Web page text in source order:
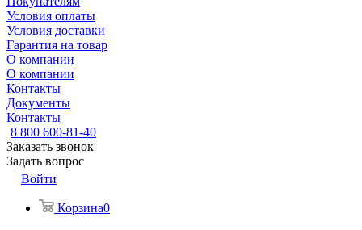
Условия оплаты
Условия доставки
Гарантия на товар
О компании
О компании
Контакты
Документы
Контакты
8 800 600-81-40
Заказать звонок
Задать вопрос
Войти
Корзина0